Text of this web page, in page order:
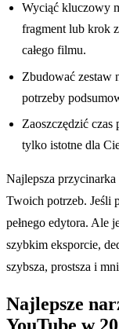
Wyciąć kluczowy
fragment lub krok
całego filmu.
Zbudować zestaw
potrzeby
Zaoszczędzić czas
tylko istotne dla
Najlepsza
Twoich potrzeb. Jeśli
pełnego edytora. Ale
szybkim eksporcie,
szybsza, prostsza i
Najlepsze